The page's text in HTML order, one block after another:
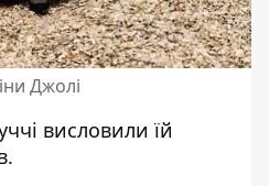
Джолі
висловили їй